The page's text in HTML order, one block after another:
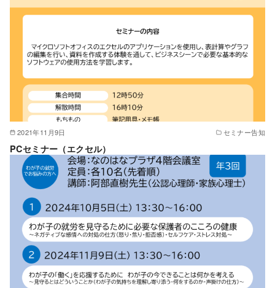
2021年11月9日 セミナー告知
PCセミナー（エクセル）